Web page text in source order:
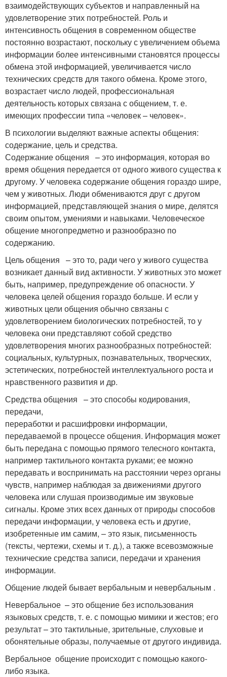
взаимодействующих субъектов и направленный на
удовлетворение этих потребностей. Роль и
интенсивность общения в современном обществе
постоянно возрастают, поскольку с увеличением объема
информации более интенсивными становятся процессы
обмена этой информацией, увеличивается число
технических средств для такого обмена. Кроме этого,
возрастает число людей, профессиональная
деятельность которых связана с общением, т. е.
имеющих профессии типа «человек – человек».
В психологии выделяют важные аспекты общения:
содержание, цель и средства.
Содержание общения – это информация, которая во
время общения передается от одного живого существа к
другому. У человека содержание общения гораздо шире,
чем у животных. Люди обмениваются друг с другом
информацией, представляющей знания о мире, делятся
своим опытом, умениями и навыками. Человеческое
общение многопредметно и разнообразно по
содержанию.
Цель общения – это то, ради чего у живого существа
возникает данный вид активности. У животных это может
быть, например, предупреждение об опасности. У
человека целей общения гораздо больше. И если у
животных цели общения обычно связаны с
удовлетворением биологических потребностей, то у
человека они представляют собой средство
удовлетворения многих разнообразных потребностей:
социальных, культурных, познавательных, творческих,
эстетических, потребностей интеллектуального роста и
нравственного развития и др.
Средства общения – это способы кодирования,
передачи,
переработки и расшифровки информации,
передаваемой в процессе общения. Информация может
быть передана с помощью прямого телесного контакта,
например тактильного контакта руками; ее можно
передавать и воспринимать на расстоянии через органы
чувств, например наблюдая за движениями другого
человека или слушая производимые им звуковые
сигналы. Кроме этих всех данных от природы способов
передачи информации, у человека есть и другие,
изобретенные им самим, – это язык, письменность
(тексты, чертежи, схемы и т. д.), а также всевозможные
технические средства записи, передачи и хранения
информации.
Общение людей бывает вербальным и невербальным .
Невербальное – это общение без использования
языковых средств, т. е. с помощью мимики и жестов; его
результат – это тактильные, зрительные, слуховые и
обонятельные образы, получаемые от другого индивида.
Вербальное общение происходит с помощью какого-
либо языка.